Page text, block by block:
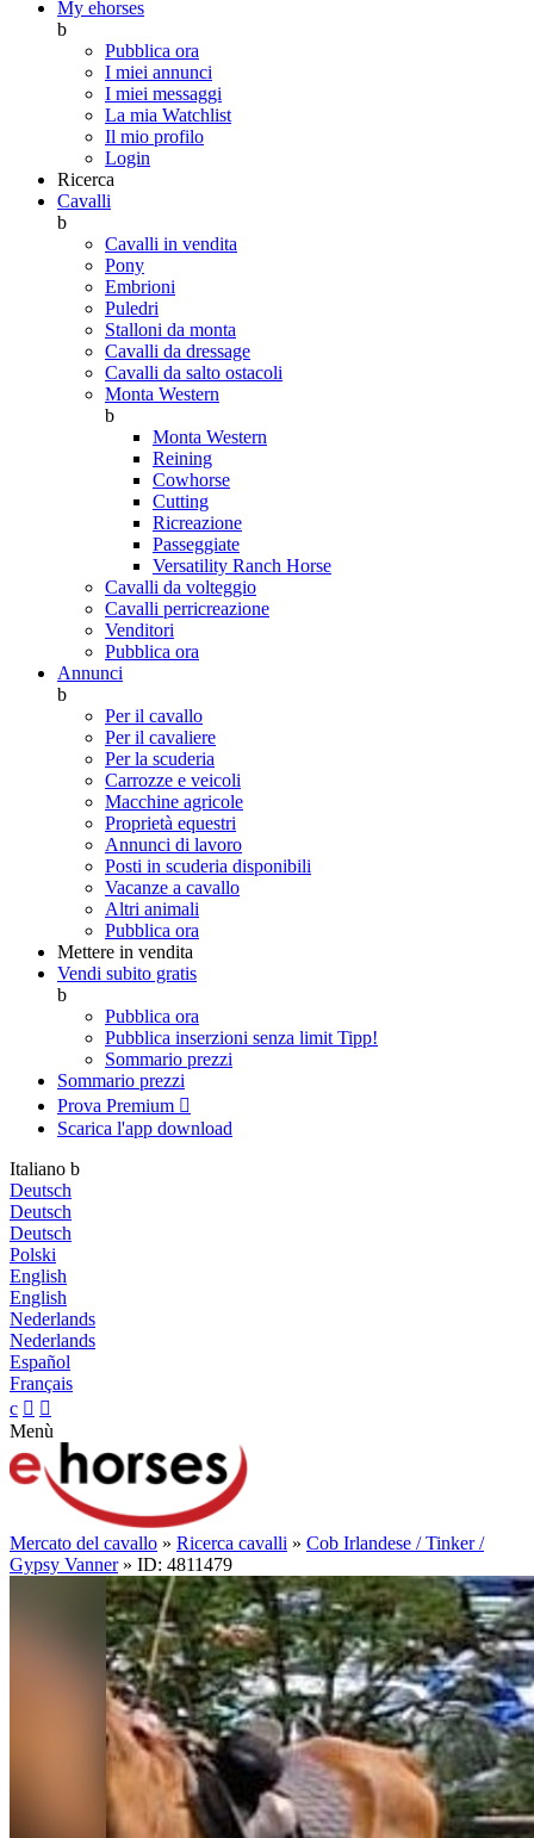
My ehorses
b
Pubblica ora
I miei annunci
I miei messaggi
La mia Watchlist
Il mio profilo
Login
Ricerca
Cavalli
b
Cavalli in vendita
Pony
Embrioni
Puledri
Stalloni da monta
Cavalli da dressage
Cavalli da salto ostacoli
Monta Western
b
Monta Western
Reining
Cowhorse
Cutting
Ricreazione
Passeggiate
Versatility Ranch Horse
Cavalli da volteggio
Cavalli perricreazione
Venditori
Pubblica ora
Annunci
b
Per il cavallo
Per il cavaliere
Per la scuderia
Carrozze e veicoli
Macchine agricole
Proprietà equestri
Annunci di lavoro
Posti in scuderia disponibili
Vacanze a cavallo
Altri animali
Pubblica ora
Mettere in vendita
Vendi subito gratis
b
Pubblica ora
Pubblica inserzioni senza limit Tipp!
Sommario prezzi
Sommario prezzi
Prova Premium 
Scarica l'app download
Italiano b
Deutsch
Deutsch
Deutsch
Polski
English
English
Nederlands
Nederlands
Español
Français
c  
Menù
Mercato del cavallo » Ricerca cavalli » Cob Irlandese / Tinker /
Gypsy Vanner» ID: 4811479